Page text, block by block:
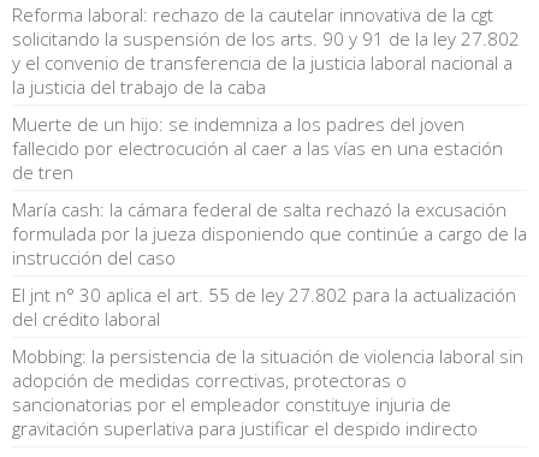
Reforma laboral: rechazo de la cautelar innovativa de la cgt
solicitando la suspensión de los arts. 90 y 91 de la ley 27.802
y el convenio de transferencia de la justicia laboral nacional a
la justicia del trabajo de la caba
Muerte de un hijo: se indemniza a los padres del joven
fallecido por electrocución al caer a las vías en una estación
de tren
María cash: la cámara federal de salta rechazó la excusación
formulada por la jueza disponiendo que continúe a cargo de la
instrucción del caso
El jnt n° 30 aplica el art. 55 de ley 27.802 para la actualización
del crédito laboral
Mobbing: la persistencia de la situación de violencia laboral sin
adopción de medidas correctivas, protectoras o
sancionatorias por el empleador constituye injuria de
gravitación superlativa para justificar el despido indirecto